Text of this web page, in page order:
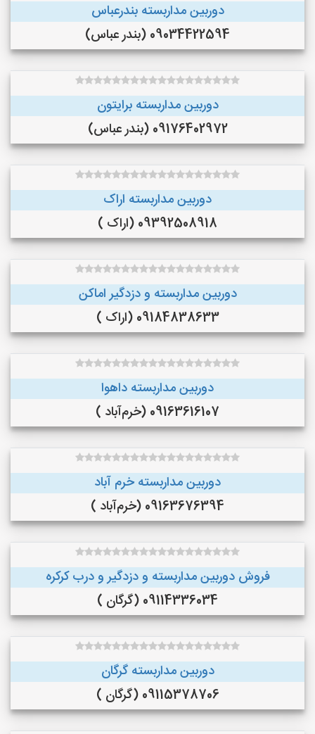
دوربین مداربسته بندرعباس
09034422594 (بندر عباس)
دوربین مداربسته برایتون
09176402972 (بندر عباس)
دوربین مداربسته اراک
09392508918 (اراک )
دوربین مداربسته و دزدگیر اماکن
09184838633 (اراک )
دوربین مداربسته داهوا
09163616107 (خرم‌آباد )
دوربین مداربسته خرم آباد
09163676394 (خرم‌آباد )
فروش دوربین مداربسته و دزدگیر و درب کرکره
09114336034 (گرگان )
دوربین مداربسته گرگان
09115378706 (گرگان )